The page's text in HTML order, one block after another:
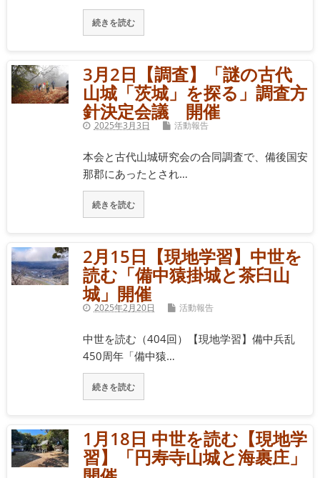
続きを読む
3月2日【調査】「謎の古代
山城「茨城」を探る」調査方
針決定会議 開催
2025年3月3日 活動報告
本会と古代山城研究会の合同調査で、備後国安
那郡にあったとされ…
続きを読む
2月15日【現地学習】中世を
読む「備中猿掛城と茶臼山
城」開催
2025年2月20日 活動報告
中世を読む（404回）【現地学習】備中兵乱
450周年「備中猿…
続きを読む
1月18日 中世を読む【現地学
習】「円寿寺山城と海裹庄」